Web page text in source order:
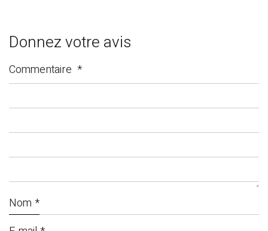
Donnez votre avis
Commentaire *
Nom *